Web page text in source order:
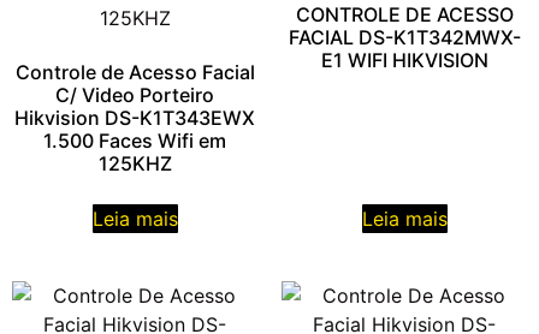
Controle de Acesso Facial
C/ Video Porteiro
Hikvision DS-K1T343EWX
1.500 Faces Wifi em
125KHZ
Leia mais
CONTROLE DE ACESSO
FACIAL DS-K1T342MWX-
E1 WIFI HIKVISION
Leia mais